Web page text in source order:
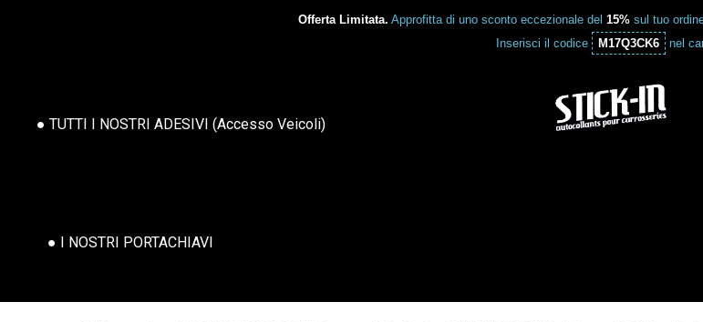
Offerta Limitata. Approfitta di uno sconto eccezionale del 15% sul tuo
Inserisci il codice
M17Q3CK6 nel
● TUTTI I NOSTRI ADESIVI (accesso Veicoli)
● I NOSTRI PORTACHIAVI